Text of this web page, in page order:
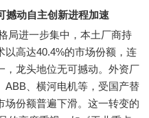
撼动自主创新进程加速
进一步集中，本土厂商持
高达40.4%的市场份额，连
，龙头地位无可撼动。外资厂
ABB、横河电机等，受国产替
场份额普遍下滑。这一转变的